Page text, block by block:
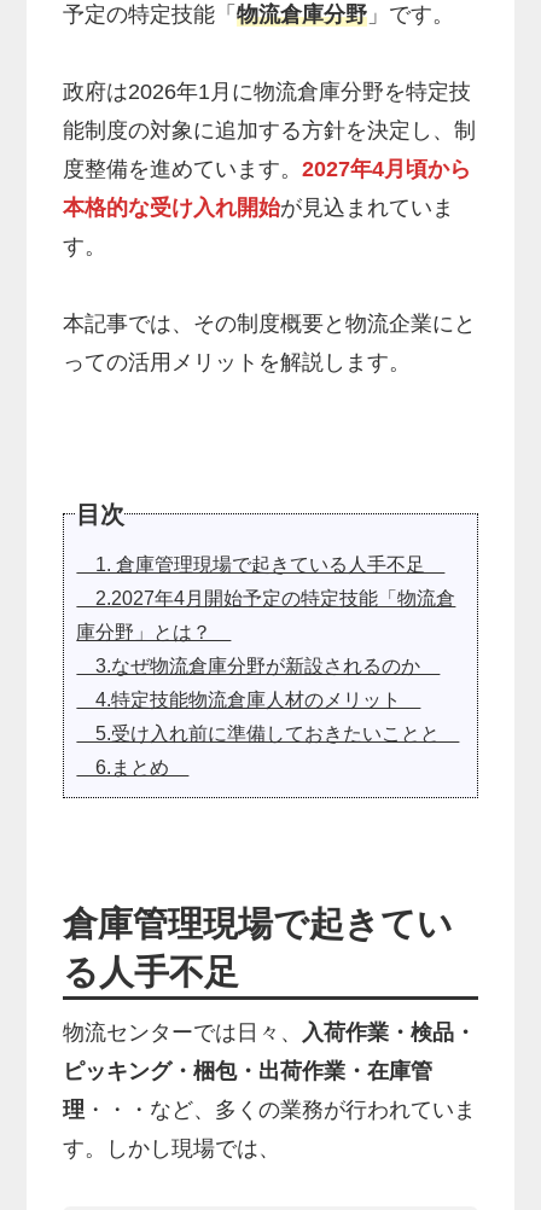
予定の特定技能「物流倉庫分野 」です。
政府は2026年1月に物流倉庫分野を特定技
能制度の対象に追加する方針を決定し、制
度整備を進めています。2027年4月頃から
本格的な受け入れ開始が見込まれていま
す。
本記事では、その制度概要と物流企業にと
っての活用メリットを解説します。
目次
1. 倉庫管理現場で起きている人手不足
2.2027年4月開始予定の特定技能「物流倉
庫分野」とは？
3.なぜ物流倉庫分野が新設されるのか
4.特定技能物流倉庫人材のメリット
5.受け入れ前に準備しておきたいことと
6.まとめ
倉庫管理現場で起きてい
る人手不足
物流センターでは日々、 入荷作業・検品・
ピッキング・梱包・出荷作業・在庫管
理 ・・・など、多くの業務が行われていま
す。しかし現場では、